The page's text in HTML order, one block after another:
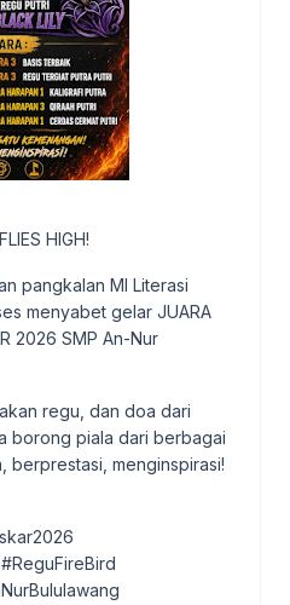
HIGH!
pangkalan MI Literasi
menyabet gelar JUARA
2026 SMP An-Nur
regu, dan doa dari
borong piala dari berbagai
berprestasi, menginspirasi!